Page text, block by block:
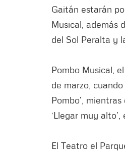
Gaitán estarán
Musical, además
del Sol Peralta y
Pombo Musical,
de marzo,
Pombo’,
‘Llegar muy
El Teatro el